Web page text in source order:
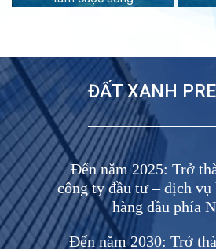
ĐẤT XANH
Đến năm 2025: Trở
công ty đầu tư – dịch vụ
hàng đầu phía
Đến năm 2030: Trở